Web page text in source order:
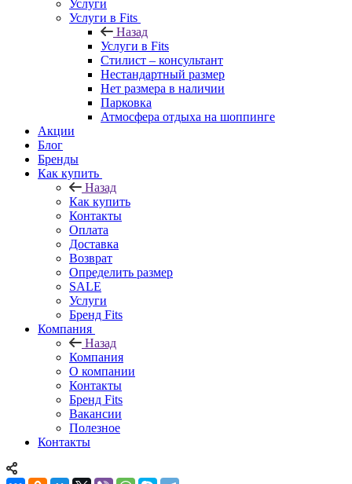
Услуги
Услуги в Fits
Назад
Услуги в Fits
Стилист – консультант
Нестандартный размер
Нет размера в наличии
Парковка
Атмосфера отдыха на шоппинге
Акции
Блог
Бренды
Как купить
Назад
Как купить
Контакты
Оплата
Доставка
Возврат
Определить размер
SALE
Услуги
Бренд Fits
Компания
Назад
Компания
О компании
Контакты
Бренд Fits
Вакансии
Полезное
Контакты